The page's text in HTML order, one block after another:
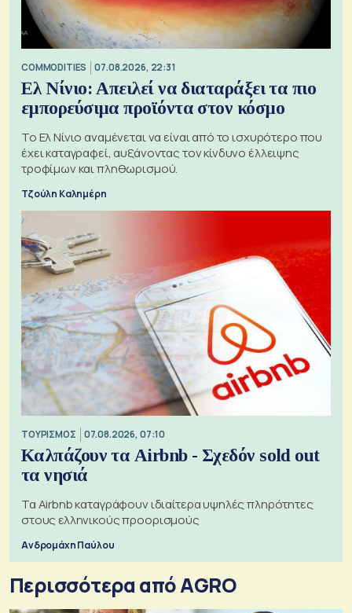
COMMODITIES 07.08.2026, 22:31
Ελ Νίνιο: Απειλεί να διαταράξει τα πιο
εμπορεύσιμα προϊόντα στον κόσμο
Το Ελ Νίνιο αναμένεται να είναι από το ισχυρότερο που
έχει καταγραφεί, αυξάνοντας τον κίνδυνο έλλειψης
τροφίμων και πληθωρισμού.
Τζούλη Καλημέρη
ΤΟΥΡΙΣΜΟΣ 07.08.2026, 07:10
Καλπάζουν τα Airbnb - Σχεδόν sold out
τα νησιά
Τα Airbnb καταγράφουν ιδιαίτερα υψηλές πληρότητες
στους ελληνικούς προορισμούς
Ανδρομάχη Παύλου
Περισσότερα από AGRO